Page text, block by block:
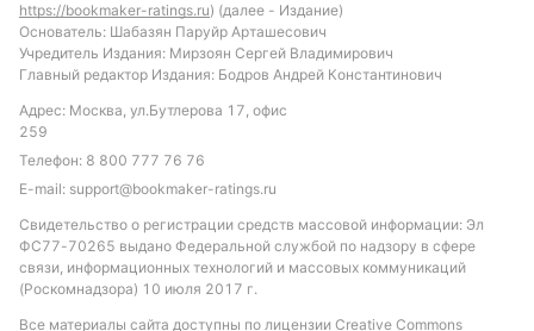
https://bookmaker-ratings.ru) (далее - Издание)
Основатель: Шабазян Паруйр Арташесович
Учредитель Издания: Мирзоян Сергей Владимирович
Главный редактор Издания: Бодров Андрей Константинович
Адрес: Москва, ул.Бутлерова 17, офис
259
Телефон: 8 800 777 76 76
E-mail: support@bookmaker-ratings.ru
Свидетельство о регистрации средств массовой информации: Эл
ФС77-70265 выдано Федеральной службой по надзору в сфере
связи, информационных технологий и массовых коммуникаций
(Роскомнадзора) 10 июля 2017 г.
Все материалы сайта доступны по лицензии Creative Commons